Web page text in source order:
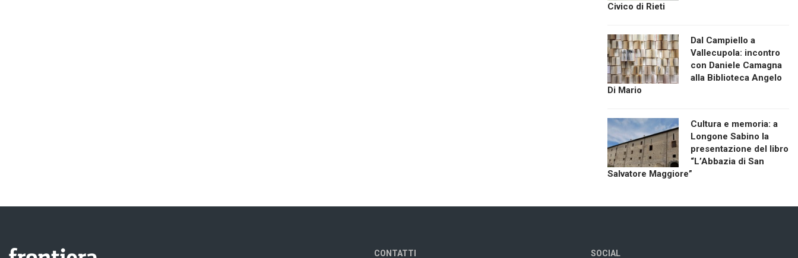
Civico di Rieti
Dal Campiello a
Vallecupola: incontro
con Daniele Camagna
alla Biblioteca Angelo
Di Mario
Cultura e memoria: a
Longone Sabino la
presentazione del libro
“L’Abbazia di San
Salvatore Maggiore”
CONTATTI SOCIAL